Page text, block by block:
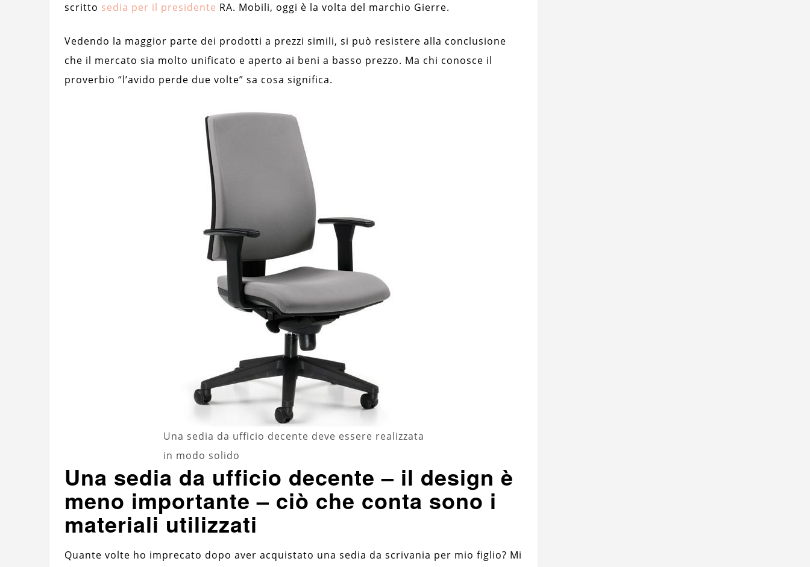
scritto sedia per il presidente RA. Mobili, oggi è la volta del marchio Gierre.
Vedendo la maggior parte dei prodotti a prezzi simili, si può resistere alla conclusione
che il mercato sia molto unificato e aperto ai beni a basso prezzo. Ma chi conosce il
proverbio “l’avido perde due volte” sa cosa significa.
Una sedia da ufficio decente deve essere realizzata
in modo solido
Una sedia da ufficio decente – il design è
meno importante – ciò che conta sono i
materiali utilizzati
Quante volte ho imprecato dopo aver acquistato una sedia da scrivania per mio figlio? Mi